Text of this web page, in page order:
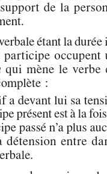
Preview first page